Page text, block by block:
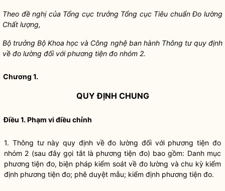
Theo đề nghị của Tổng cục trưởng Tổng cục Tiêu chuẩn Đo lường
Chất lượng,
Bộ trưởng Bộ Khoa học và Công nghệ ban hành Thông tư quy định
về đo lường đối với phương tiện đo nhóm 2.
Chương 1.
QUY ĐỊNH CHUNG
Điều 1. Phạm vi điều chỉnh
1. Thông tư này quy định về đo lường đối với phương tiện đo
nhóm 2 (sau đây gọi tắt là phương tiện đo) bao gồm: Danh mục
phương tiện đo, biện pháp kiểm soát về đo lường và chu kỳ kiểm
định phương tiện đo; phê duyệt mẫu; kiểm định phương tiện đo.